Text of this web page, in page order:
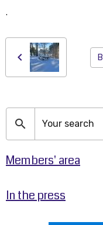
.
Members' area
In the press